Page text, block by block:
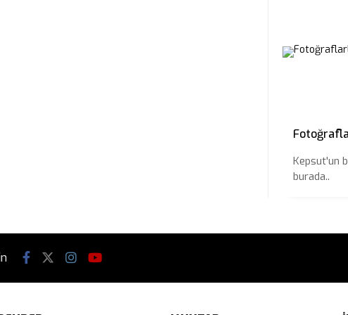
Kepsut'un
burada..